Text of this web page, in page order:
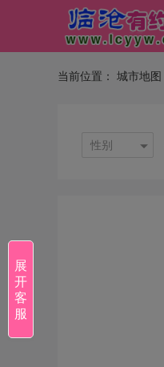
当前位置： 城市地图
性别
展
开
客
服